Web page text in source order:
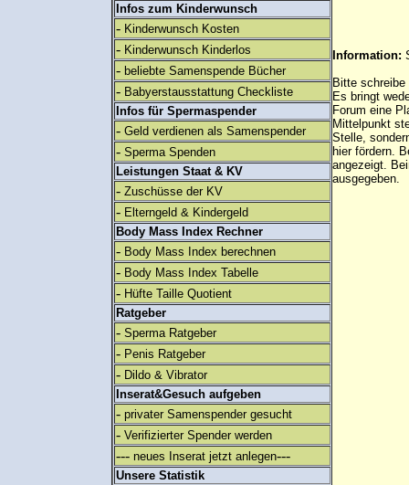
Infos zum Kinderwunsch
- Kinderwunsch Kosten
- Kinderwunsch Kinderlos
- beliebte Samenspende Bücher
- Babyerstausstattung Checkliste
Infos für Spermaspender
- Geld verdienen als Samenspender
- Sperma Spenden
Leistungen Staat & KV
- Zuschüsse der KV
- Elterngeld & Kindergeld
Body Mass Index Rechner
- Body Mass Index berechnen
- Body Mass Index Tabelle
- Hüfte Taille Quotient
Ratgeber
- Sperma Ratgeber
- Penis Ratgeber
- Dildo & Vibrator
Inserat&Gesuch aufgeben
- privater Samenspender gesucht
- Verifizierter Spender werden
--- neues Inserat jetzt anlegen---
Unsere Statistik
Information:
Bitte
Es bringt
Forum eine
Mittelpunkt
Stelle,
hier fördern.
angezeigt.
ausgegeben.